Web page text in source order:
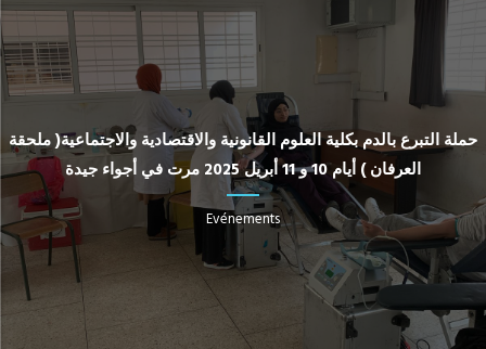
حملة التبرع بالدم بكلية العلوم القانونية والاقتصادية والاجتماعية( ملحقة
العرفان ) أيام 10 و 11 أبريل 2025 مرت في أجواء جيدة
Evénements